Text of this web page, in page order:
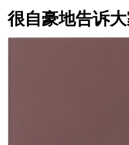
很自豪地告诉